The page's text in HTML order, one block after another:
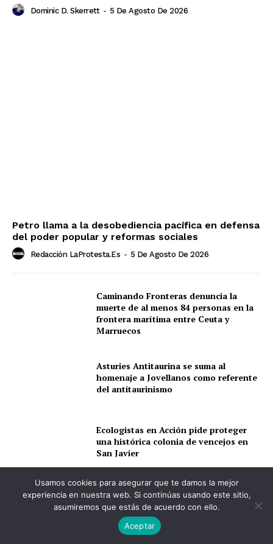
Dominic D. Skerrett - 5 De Agosto De 2026
Petro llama a la desobediencia pacífica en defensa
del poder popular y reformas sociales
Redacción LaProtesta.es - 5 De Agosto De 2026
Caminando Fronteras denuncia la
muerte de al menos 84 personas en la
frontera marítima entre Ceuta y
Marruecos
Asturies Antitaurina se suma al
homenaje a Jovellanos como referente
del antitaurinismo
Ecologistas en Acción pide proteger
una histórica colonia de vencejos en
San Javier
La Región de Murcia suma 748
personas más en paro en julio mientras
la hostelería sostiene el empleo
Usamos cookies para asegurar que te damos la mejor
experiencia en nuestra web. Si continúas usando este sitio,
asumiremos que estás de acuerdo con ello.
Aceptar